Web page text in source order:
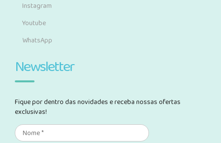
Instagram
Youtube
WhatsApp
Newsletter
Fique por dentro das novidades e receba nossas ofertas
exclusivas!